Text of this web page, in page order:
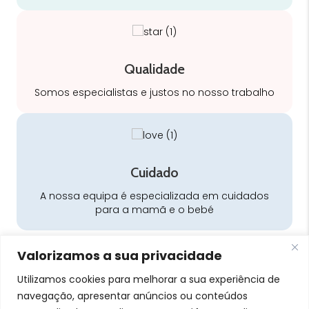
Valorizamos a sua privacidade
Utilizamos cookies para melhorar a sua experiência de
navegação, apresentar anúncios ou conteúdos
Qualidade
Somos especialistas e justos no nosso trabalho
Cuidado
A nossa equipa é especializada em cuidados
para a mamã e o bebé